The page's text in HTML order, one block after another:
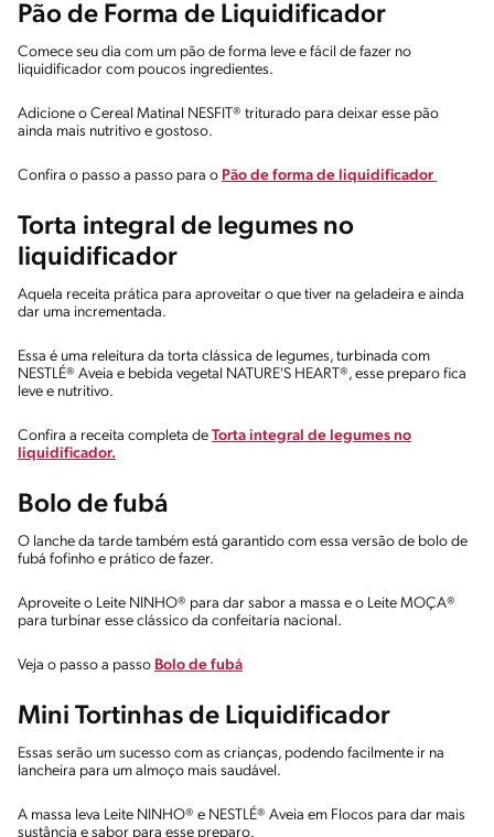
Pão de Forma de Liquidificador
Comece seu dia com um pão de forma leve e fácil de fazer no
liquidificador com poucos ingredientes.
Adicione o Cereal Matinal NESFIT® triturado para deixar esse pão
ainda mais nutritivo e gostoso.
Confira o passo a passo para o Pão de forma de liquidificador
Torta integral de legumes no
liquidificador
Aquela receita prática para aproveitar o que tiver na geladeira e ainda
dar uma incrementada.
Essa é uma releitura da torta clássica de legumes, turbinada com
NESTLÉ® Aveia e bebida vegetal NATURE'S HEART®, esse preparo fica
leve e nutritivo.
Confira a receita completa de Torta integral de legumes no
liquidificador.
Bolo de fubá
O lanche da tarde também está garantido com essa versão de bolo de
fubá fofinho e prático de fazer.
Aproveite o Leite NINHO® para dar sabor a massa e o Leite MOÇA®
para turbinar esse clássico da confeitaria nacional.
Veja o passo a passo Bolo de fubá
Mini Tortinhas de Liquidificador
Essas serão um sucesso com as crianças, podendo facilmente ir na
lancheira para um almoço mais saudável.
A massa leva Leite NINHO® e NESTLÉ® Aveia em Flocos para dar mais
sustância e sabor para esse preparo.